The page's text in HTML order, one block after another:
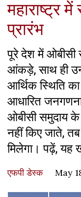
महाराष्ट्र में
प्रारंभ
पूरे देश में ओबीसी
आंकड़े, साथ ही
आर्थिक स्थिति
आधारित
ओबीसी समुदाय
नहीं किए जाते,
मिलेगा। पढ़ें, यह
एफपी डेस्‍क May